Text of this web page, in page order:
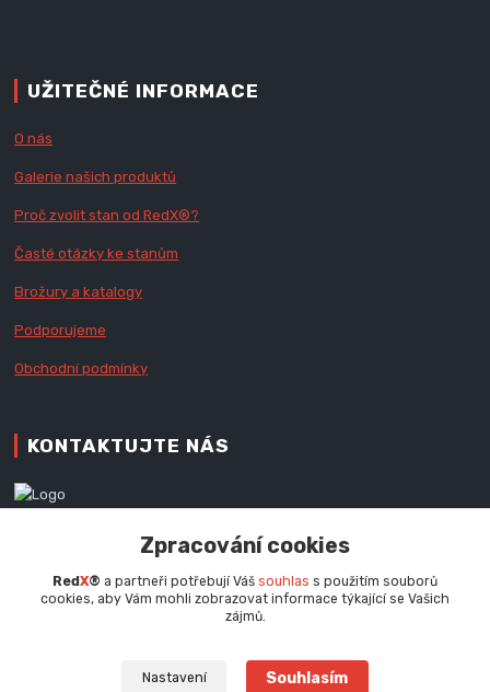
UŽITEČNÉ INFORMACE
O nás
Galerie našich produktů
Proč zvolit stan od RedX®?
Časté otázky ke stanům
Brožury a katalogy
Podporujeme
Obchodní podmínky
KONTAKTUJTE NÁS
+420 777 979 111
info@redx.cz
Zpracování cookies
Red X® a partneři potřebují Váš souhlas s použitím souborů
cookies, aby Vám mohli zobrazovat informace týkající se Vašich
zájmů.
Nastavení Souhlasím